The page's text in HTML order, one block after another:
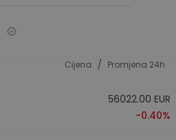
Cijena / Promjena 24h
56022.00 EUR
-0.40%